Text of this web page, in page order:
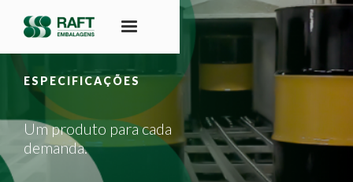
ESPECIFICAÇÕES
Um produto para cada
demanda.